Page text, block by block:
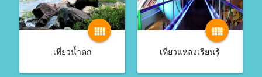
view_comfy
เที่ยวน้ำตก
view_comfy
เที่ยวแหล่งเรียนรู้